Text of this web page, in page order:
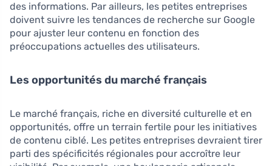
des informations. Par ailleurs, les petites entreprises
doivent suivre les tendances de recherche sur Google
pour ajuster leur contenu en fonction des
préoccupations actuelles des utilisateurs.
Les opportunités du marché français
Le marché français, riche en diversité culturelle et en
opportunités, offre un terrain fertile pour les initiatives
de contenu ciblé. Les petites entreprises devraient tirer
parti des spécificités régionales pour accroître leur